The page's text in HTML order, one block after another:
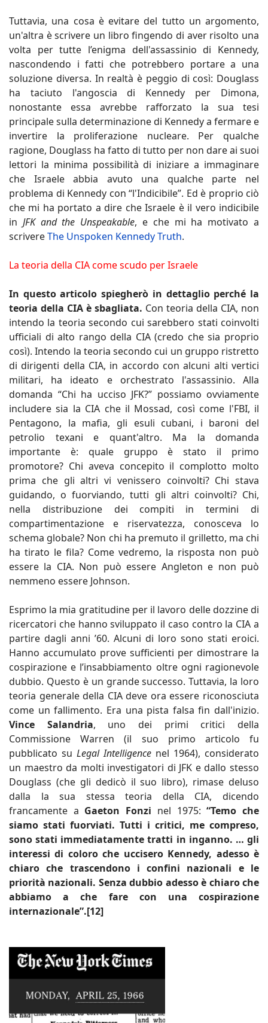
Tuttavia, una cosa è evitare del tutto un argomento,
un'altra è scrivere un libro fingendo di aver risolto una
volta per tutte l’enigma dell'assassinio di Kennedy,
nascondendo i fatti che potrebbero portare a una
soluzione diversa. In realtà è peggio di così: Douglass
ha taciuto l'angoscia di Kennedy per Dimona,
nonostante essa avrebbe rafforzato la sua tesi
principale sulla determinazione di Kennedy a fermare e
invertire la proliferazione nucleare. Per qualche
ragione, Douglass ha fatto di tutto per non dare ai suoi
lettori la minima possibilità di iniziare a immaginare
che Israele abbia avuto una qualche parte nel
problema di Kennedy con “l'Indicibile”. Ed è proprio ciò
che mi ha portato a dire che Israele è il vero indicibile
in JFK and the Unspeakable, e che mi ha motivato a
scrivereThe Unspoken Kennedy Truth.
La teoria della CIA come scudo per Israele
In questo articolo spiegherò in dettaglio perché la
teoria della CIA è sbagliata. Con teoria della CIA, non
intendo la teoria secondo cui sarebbero stati coinvolti
ufficiali di alto rango della CIA (credo che sia proprio
così). Intendo la teoria secondo cui un gruppo ristretto
di dirigenti della CIA, in accordo con alcuni alti vertici
militari, ha ideato e orchestrato l'assassinio. Alla
domanda “Chi ha ucciso JFK?” possiamo ovviamente
includere sia la CIA che il Mossad, così come l'FBI, il
Pentagono, la mafia, gli esuli cubani, i baroni del
petrolio texani e quant'altro. Ma la domanda
importante è: quale gruppo è stato il primo
promotore? Chi aveva concepito il complotto molto
prima che gli altri vi venissero coinvolti? Chi stava
guidando, o fuorviando, tutti gli altri coinvolti? Chi,
nella distribuzione dei compiti in termini di
compartimentazione e riservatezza, conosceva lo
schema globale? Non chi ha premuto il grilletto, ma chi
ha tirato le fila? Come vedremo, la risposta non può
essere la CIA. Non può essere Angleton e non può
nemmeno essere Johnson.
Esprimo la mia gratitudine per il lavoro delle dozzine di
ricercatori che hanno sviluppato il caso contro la CIA a
partire dagli anni ’60. Alcuni di loro sono stati eroici.
Hanno accumulato prove sufficienti per dimostrare la
cospirazione e l’insabbiamento oltre ogni ragionevole
dubbio. Questo è un grande successo. Tuttavia, la loro
teoria generale della CIA deve ora essere riconosciuta
come un fallimento. Era una pista falsa fin dall'inizio.
Vince Salandria, uno dei primi critici della
Commissione Warren (il suo primo articolo fu
pubblicato su Legal Intelligence nel 1964), considerato
un maestro da molti investigatori di JFK e dallo stesso
Douglass (che gli dedicò il suo libro), rimase deluso
dalla la sua stessa teoria della CIA, dicendo
francamente a Gaeton Fonzi nel 1975:“Temo che
siamo stati fuorviati. Tutti i critici, me compreso,
sono stati immediatamente tratti in inganno. … gli
interessi di coloro che uccisero Kennedy, adesso è
chiaro che trascendono i confini nazionali e le
priorità nazionali. Senza dubbio adesso è chiaro che
abbiamo a che fare con una cospirazione
internazionale”.[12]